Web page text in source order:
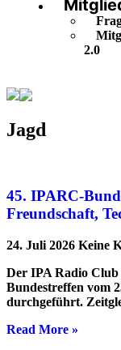
2.0
Jagd
45. IPARC-
Freundschaft,
24. Juli 2026 Keine
Der IPA Radio Club
Bundestreffen vom
durchgeführt.
Read More »